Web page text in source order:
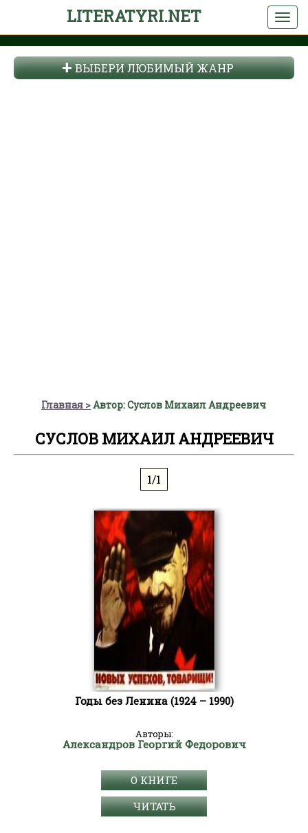
LITERATYRI.NET
ВЫБЕРИ ЛЮБИМЫЙ ЖАНР
Главная Автор: Суслов Михаил Андреевич
СУСЛОВ МИХАИЛ АНДРЕЕВИЧ
1/1
Годы без Ленина (1924 – 1990)
Авторы:
Александров Георгий Федорович
О КНИГЕ
ЧИТАТЬ